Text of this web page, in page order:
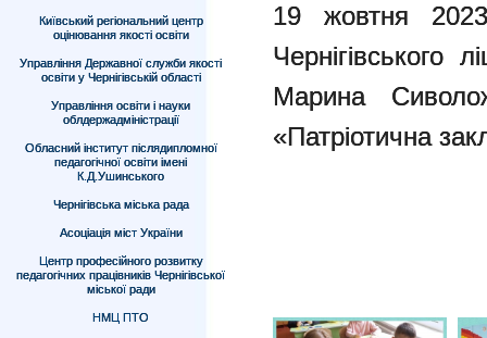
Київський регіональний центр
оцінювання якості освіти
Управління Державної служби якості
освіти у Чернігівській області
Управління освіти і науки
облдержадміністрації
Обласний інститут післядипломної
педагогічної освіти імені
К.Д.Ушинського
Чернігівська міська рада
Асоціація міст України
Центр професійного розвитку
педагогічних працівників Чернігівської
міської ради
НМЦ ПТО
19 жовтня
Марина
«Патріотична